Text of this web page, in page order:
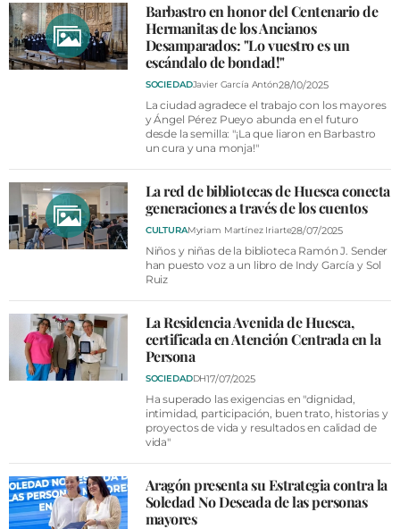
Barbastro en honor del Centenario de
Hermanitas de los Ancianos
Desamparados: "Lo vuestro es un
escándalo de bondad!"
SOCIEDADJavier García Antón28/10/2025
La ciudad agradece el trabajo con los mayores
y Ángel Pérez Pueyo abunda en el futuro
desde la semilla: "¡La que liaron en Barbastro
un cura y una monja!"
La red de bibliotecas de Huesca conecta
generaciones a través de los cuentos
CULTURAMyriam Martínez Iriarte28/07/2025
Niños y niñas de la biblioteca Ramón J. Sender
han puesto voz a un libro de Indy García y Sol
Ruiz
La Residencia Avenida de Huesca,
certificada en Atención Centrada en la
Persona
SOCIEDADDH17/07/2025
Ha superado las exigencias en "dignidad,
intimidad, participación, buen trato, historias y
proyectos de vida y resultados en calidad de
vida"
Aragón presenta su Estrategia contra la
Soledad No Deseada de las personas
mayores